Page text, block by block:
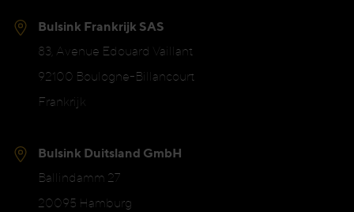
Bulsink Frankrijk SAS
83, Avenue Edouard Vaillant
92100 Boulogne-Billancourt
Frankrijk
Bulsink Duitsland GmbH
Ballindamm 27
20095 Hamburg